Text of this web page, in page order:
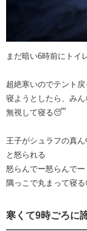
まだ暗い6時前にトイ
超絶寒いのでテント
寝ようとしたら、み
無視して寝る😴
王子がシュラフの真
と怒られる
怒らんでー怒らんで
隅っこで丸まって寝
寒くて9時ごろに